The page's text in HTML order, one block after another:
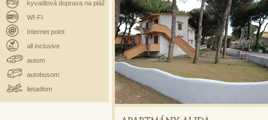
kyvadlová doprava na pláž
WI-FI
Internet point
all inclusive
autom
autobusom
lietadlom